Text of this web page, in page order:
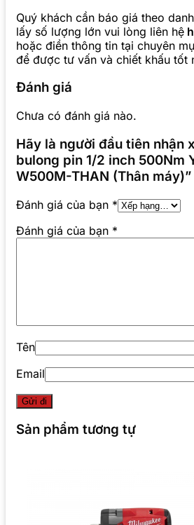
Quý khách cần báo giá theo
lấy số lượng lớn vui lòng liên hệ
hoặc điền thông tin tại chuyên
để được tư vấn và chiết khấu tốt
Đánh giá
Chưa có đánh giá nào.
Hãy là người đầu tiên nhận
bulong pin 1/2 inch 500Nm
W500M-THAN (Thân máy)”
Đánh giá của bạn *
Đánh giá của bạn *
Tên
Email
Sản phẩm tương tự